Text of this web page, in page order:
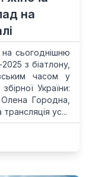
на
на сьогоднішню
з біатлону,
часом у
України:
Городна,
ус...